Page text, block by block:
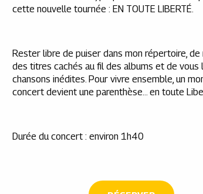
cette nouvelle tournée : EN TOUTE LIBERTÉ.
Rester libre de puiser dans mon répertoire,
des titres cachés au fil des albums et de
chansons inédites. Pour vivre ensemble, un
concert devient une parenthèse… en toute
Durée du concert : environ 1h40